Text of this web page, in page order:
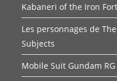
Kabaneri of the Iron
Les personnages de
Subjects
Mobile Suit Gundam RG